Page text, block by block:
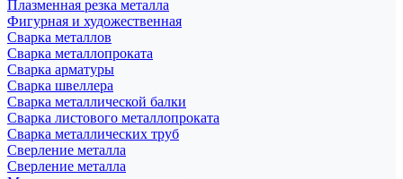
Плазменная резка металла
Фигурная и художественная
Сварка металлов
Сварка металлопроката
Сварка арматуры
Сварка швеллера
Сварка металлической балки
Сварка листового металлопроката
Сварка металлических труб
Сверление металла
Сверление металла